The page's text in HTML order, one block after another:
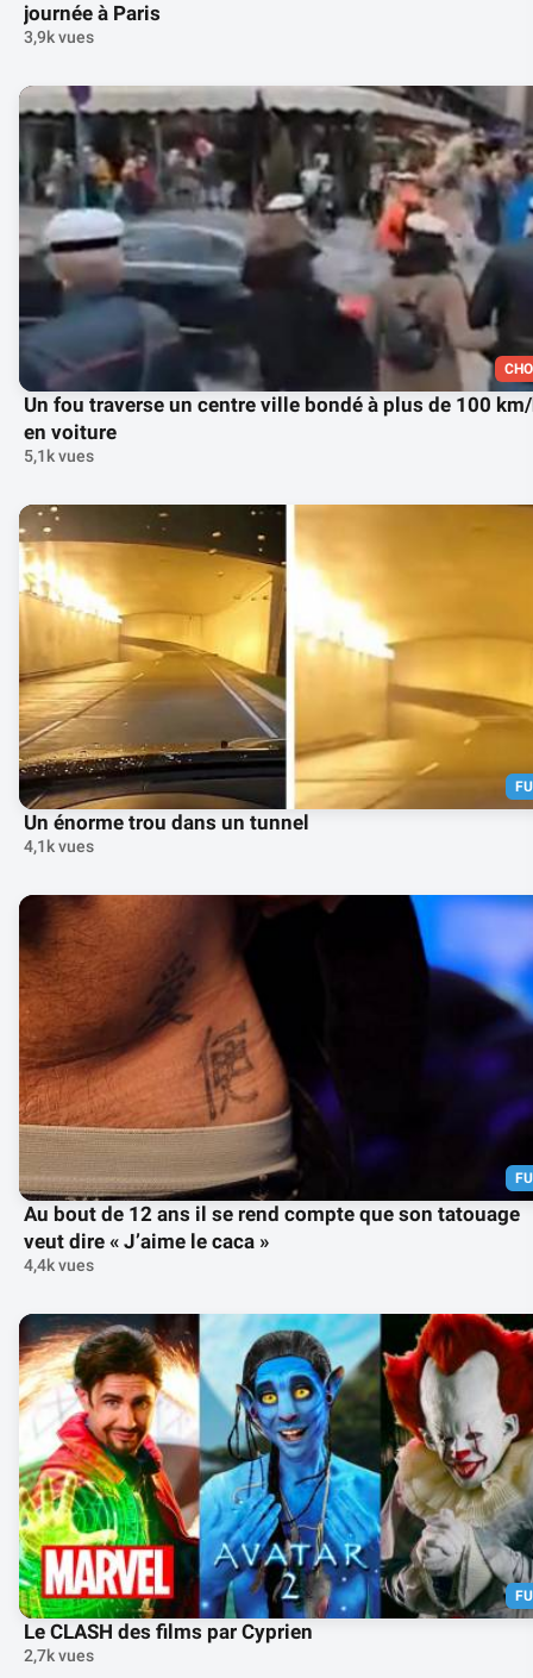
journée à Paris
3,9k vues
Un fou traverse un centre ville bondé à plus de 100
en voiture
5,1k vues
Un énorme trou dans un tunnel
4,1k vues
Au bout de 12 ans il se rend compte que son tatouage
veut dire « J’aime le caca »
4,4k vues
Le CLASH des films par Cyprien
2,7k vues